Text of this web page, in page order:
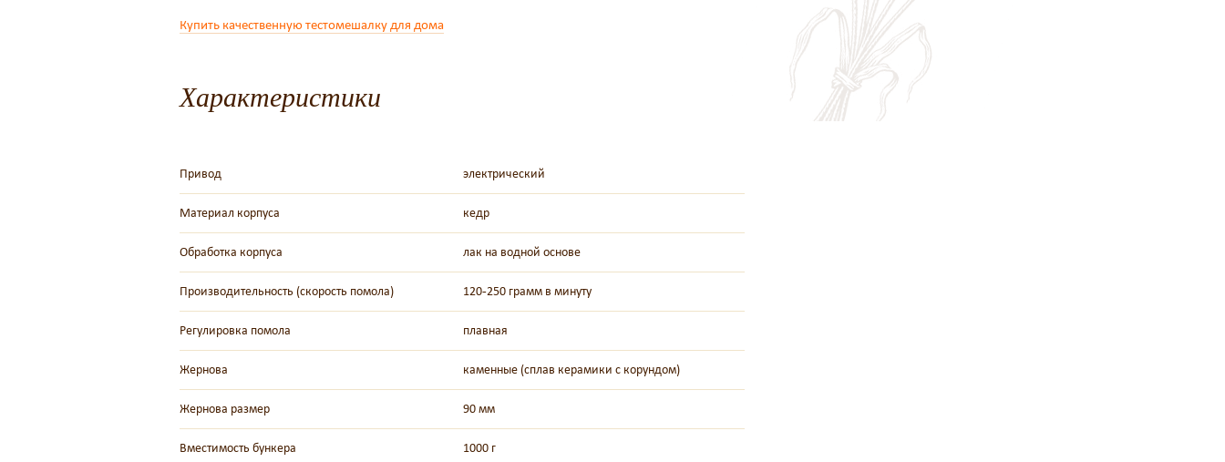
Купить качественную тестомешалку для дома
Характеристики
Привод электрический
Материал корпуса кедр
Обработка корпуса лак на водной основе
Производительность (скорость помола) 120-250 грамм в минуту
Регулировка помола плавная
Жернова каменные (сплав керамики с корундом)
Жернова размер 90 мм
Вместимость бункера 1000 г